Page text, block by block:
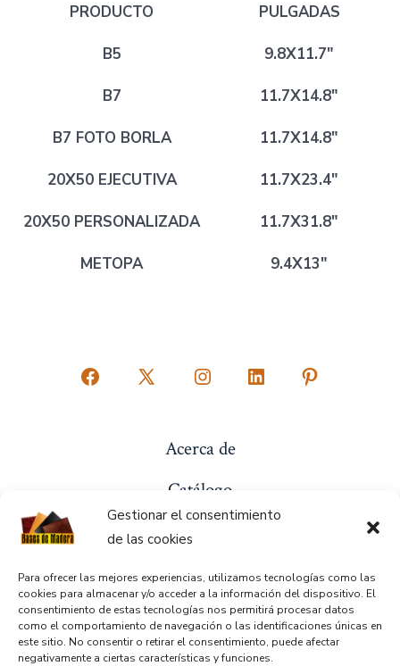
Gestionar el consentimiento
de las cookies
Para ofrecer las mejores experiencias, utilizamos tecnologías como las
cookies para almacenar y/o acceder a la información del dispositivo. El
consentimiento de estas tecnologías nos permitirá procesar datos
como el comportamiento de navegación o las identificaciones únicas en
este sitio. No consentir o retirar el consentimiento, puede afectar
negativamente a ciertas características y funciones.
PRODUCTO PULGADAS
B5 9.8X11.7″
B7 11.7X14.8″
B7 FOTO BORLA 11.7X14.8″
20X50 EJECUTIVA 11.7X23.4″
20X50 PERSONALIZADA 11.7X31.8″
METOPA 9.4X13″
Abrir
Abrir
Abrir
en
Abrir
Acerca de
Catálogo
Precios
Sucursales
Contacto
Aviso de Privacidad